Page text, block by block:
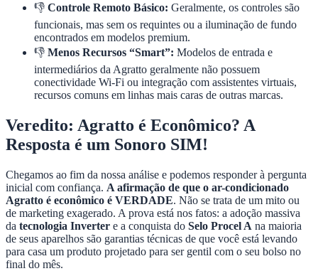
👎 Controle Remoto Básico: Geralmente, os controles são
funcionais, mas sem os requintes ou a iluminação de fundo
encontrados em modelos premium.
👎 Menos Recursos “Smart”: Modelos de entrada e
intermediários da Agratto geralmente não possuem
conectividade Wi-Fi ou integração com assistentes virtuais,
recursos comuns em linhas mais caras de outras marcas.
Veredito: Agratto é Econômico? A
Resposta é um Sonoro SIM!
Chegamos ao fim da nossa análise e podemos responder à pergunta
inicial com confiança. A afirmação de que o ar-condicionado
Agratto é econômico é VERDADE. Não se trata de um mito ou
de marketing exagerado. A prova está nos fatos: a adoção massiva
da tecnologia Inverter e a conquista do Selo Procel A na maioria
de seus aparelhos são garantias técnicas de que você está levando
para casa um produto projetado para ser gentil com o seu bolso no
final do mês.